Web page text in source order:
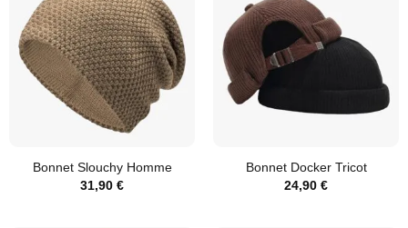
Bonnet Slouchy Homme
31,90 €
Bonnet Docker Tricot
24,90 €